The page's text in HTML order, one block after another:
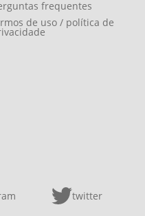
frequentes
de uso / política de
twitter